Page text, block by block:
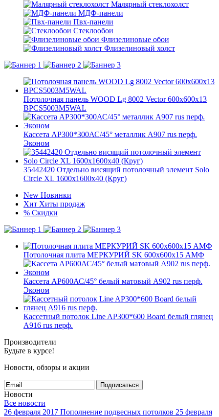
Малярный стеклохолст
МДФ-панели
Пвх-панели
Стеклообои
Флизелиновые обои
Флизелиновый холст
Потолочная панель WOOD Lg 8002 Vector 600x600x13
BPCS5003M5WAL
Кассета AP300*300АС/45° металлик А907 rus перф.
Эконом
35442420 Отдельно висящий потолочный элемент Solo
Circle XL 1600x1600x40 (Круг)
New Новинки
Хит Хиты продаж
% Скидки
Потолочная плита МЕРКУРИЙ SK 600x600x15 АМФ
Кассета AP600АС/45° белый матовый А902 rus перф.
Эконом
Кассетный потолок Line AP300*600 Board белый глянец
А916 rus перф.
Производители
Будьте в курсе!
Новости, обзоры и акции
Подписаться
Новости
Все новости
26 февраля 2017 Пополнение подвесных потолков 25 февраля